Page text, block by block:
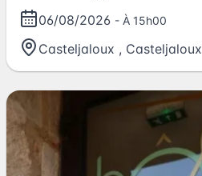
06/08/2026 - À 15h00
Casteljaloux , Casteljaloux